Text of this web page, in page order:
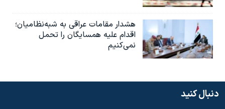
هشدار مقامات عراقی به شبه‌نظامیان؛
اقدام علیه همسایگان را تحمل
نمی‌کنیم
دنبال کنید